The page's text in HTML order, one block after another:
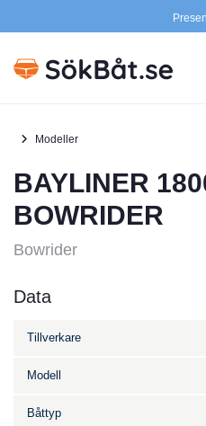
Modeller
BAYLINER
BOWRIDER
Bowrider
Data
Tillverkare
Modell
Båttyp